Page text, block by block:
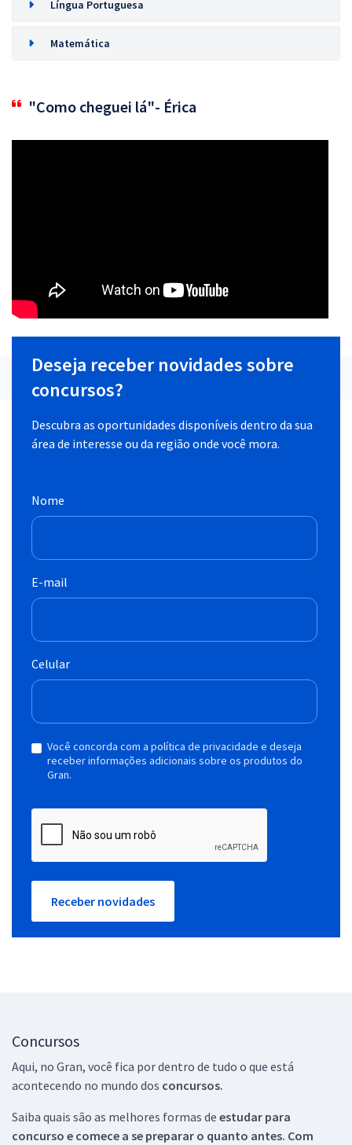
Língua Portuguesa
Matemática
"Como cheguei lá"- Érica
Deseja receber novidades sobre
concursos?
Descubra as oportunidades disponíveis dentro da sua
área de interesse ou da região onde você mora.
Nome
E-mail
Celular
Você concorda com a política de privacidade e deseja
receber informações adicionais sobre os produtos do
Gran.
Receber novidades
Concursos
Aqui, no Gran, você fica por dentro de tudo o que está
acontecendo no mundo dos concursos.
Saiba quais são as melhores formas de estudar para
concurso e comece a se preparar o quanto antes. Com